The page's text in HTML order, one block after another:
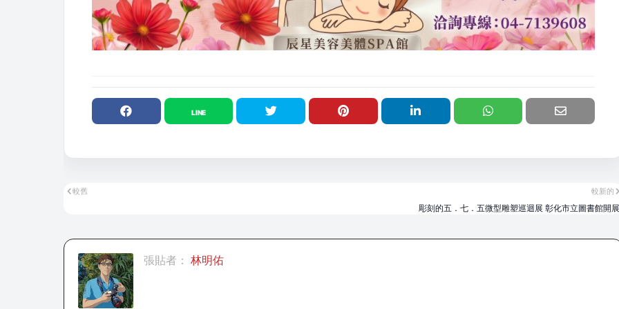
較新的
彫刻的五．七．五微型雕塑巡迴展 彰化市立圖書館開展
較舊
張貼者： 林明佑